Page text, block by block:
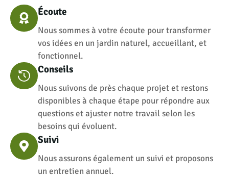
Écoute
Nous sommes à votre écoute pour transformer
vos idées en un jardin naturel, accueillant, et
fonctionnel.
Conseils
Nous suivons de près chaque projet et restons
disponibles à chaque étape pour répondre aux
questions et ajuster notre travail selon les
besoins qui évoluent.
Suivi
Nous assurons également un suivi et proposons
un entretien annuel.